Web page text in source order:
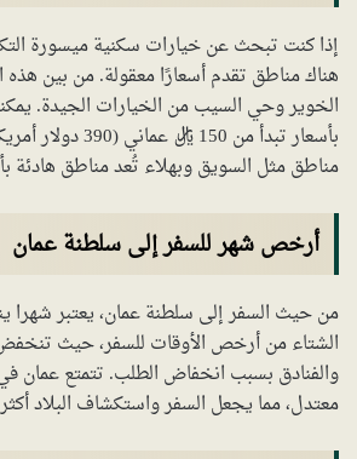
إذا كنت تبحث عن خيارات سكنية ميسورة
هناك مناطق تقدم أسعارًا معقولة. من بين هذه
الخوير وحي السيب من الخيارات الجيدة.
بأسعار تبدأ من 150
مناطق مثل السويق وبهلاء تُعد مناطق هادئة
أرخص شهر للسفر إلى سلطنة عمان
من حيث السفر إلى سلطنة عمان، يعتبر شهرا
الشتاء من أرخص الأوقات للسفر، حيث تنخفض
والفنادق بسبب انخفاض الطلب. تتمتع عمان
معتدل، مما يجعل السفر واستكشاف البلاد